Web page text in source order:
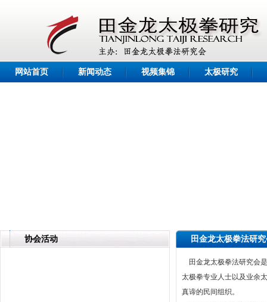
网站首页 新闻动态 视频集锦 太极研究
协会活动 田金龙太极拳法研
田金龙太极拳法研究会
太极拳专业人士以及业余
真谛的民间组织。